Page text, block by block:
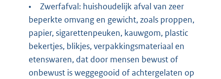
•
Zwerfafval: huishoudelijk afval van zeer
beperkte omvang en gewicht, zoals proppen,
papier, sigarettenpeuken, kauwgom, plastic
bekertjes, blikjes, verpakkingsmateriaal en
etenswaren, dat door mensen bewust of
onbewust is weggegooid of achtergelaten op